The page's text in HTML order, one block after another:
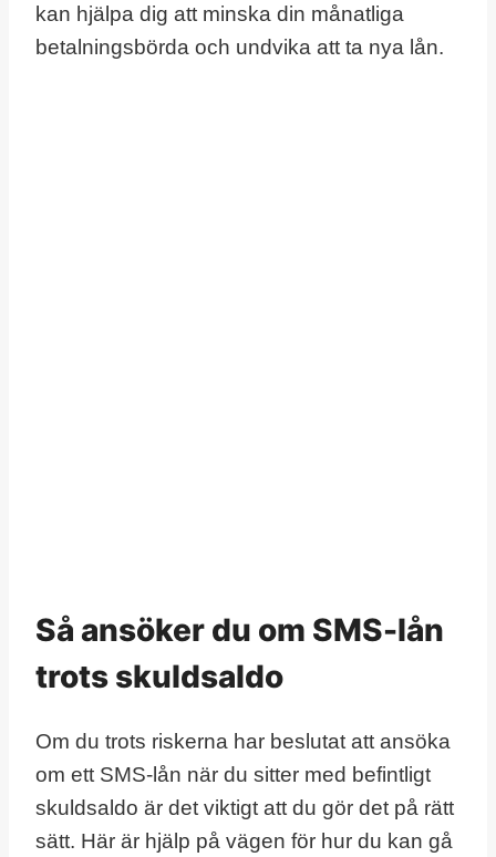
kan hjälpa dig att minska din månatliga
betalningsbörda och undvika att ta nya lån.
Så ansöker du om SMS-lån
trots skuldsaldo
Om du trots riskerna har beslutat att ansöka
om ett SMS-lån när du sitter med befintligt
skuldsaldo är det viktigt att du gör det på rätt
sätt. Här är hjälp på vägen för hur du kan gå